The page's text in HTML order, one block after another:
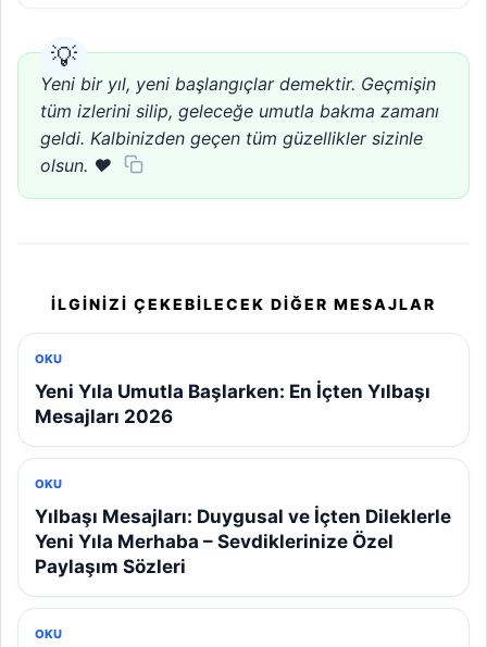
Yeni bir yıl, yeni başlangıçlar demektir. Geçmişin
tüm izlerini silip, geleceğe umutla bakma zamanı
geldi. Kalbinizden geçen tüm güzellikler sizinle
olsun. ❤️
İLGINIZI ÇEKEBILECEK DIĞER MESAJLAR
OKU
Yeni Yıla Umutla Başlarken: En İçten Yılbaşı
Mesajları 2026
OKU
Yılbaşı Mesajları: Duygusal ve İçten Dileklerle
Yeni Yıla Merhaba – Sevdiklerinize Özel
Paylaşım Sözleri
OKU